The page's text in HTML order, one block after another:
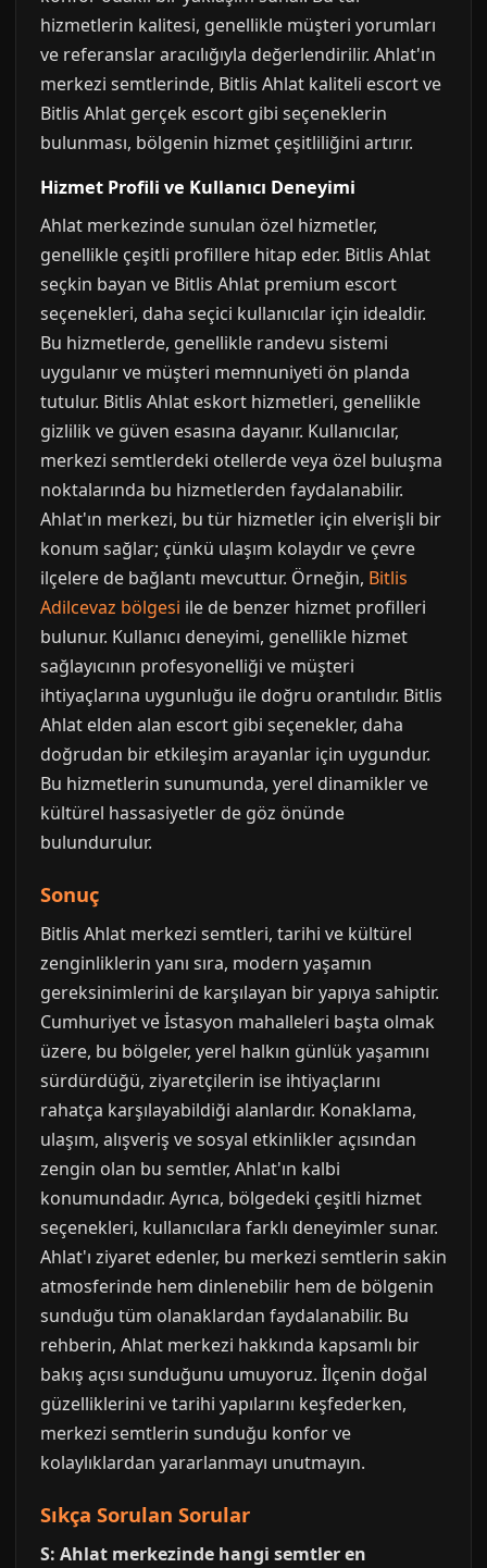
hizmetlerin kalitesi, genellikle müşteri yorumları
ve referanslar aracılığıyla değerlendirilir. Ahlat'ın
merkezi semtlerinde, Bitlis Ahlat kaliteli escort ve
Bitlis Ahlat gerçek escort gibi seçeneklerin
bulunması, bölgenin hizmet çeşitliliğini artırır.
Hizmet Profili ve Kullanıcı Deneyimi
Ahlat merkezinde sunulan özel hizmetler,
genellikle çeşitli profillere hitap eder. Bitlis Ahlat
seçkin bayan ve Bitlis Ahlat premium escort
seçenekleri, daha seçici kullanıcılar için idealdir.
Bu hizmetlerde, genellikle randevu sistemi
uygulanır ve müşteri memnuniyeti ön planda
tutulur. Bitlis Ahlat eskort hizmetleri, genellikle
gizlilik ve güven esasına dayanır. Kullanıcılar,
merkezi semtlerdeki otellerde veya özel buluşma
noktalarında bu hizmetlerden faydalanabilir.
Ahlat'ın merkezi, bu tür hizmetler için elverişli bir
konum sağlar; çünkü ulaşım kolaydır ve çevre
ilçelere de bağlantı mevcuttur. Örneğin, Bitlis
Adilcevaz bölgesi ile de benzer hizmet profilleri
bulunur. Kullanıcı deneyimi, genellikle hizmet
sağlayıcının profesyonelliği ve müşteri
ihtiyaçlarına uygunluğu ile doğru orantılıdır. Bitlis
Ahlat elden alan escort gibi seçenekler, daha
doğrudan bir etkileşim arayanlar için uygundur.
Bu hizmetlerin sunumunda, yerel dinamikler ve
kültürel hassasiyetler de göz önünde
bulundurulur.
Sonuç
Bitlis Ahlat merkezi semtleri, tarihi ve kültürel
zenginliklerin yanı sıra, modern yaşamın
gereksinimlerini de karşılayan bir yapıya sahiptir.
Cumhuriyet ve İstasyon mahalleleri başta olmak
üzere, bu bölgeler, yerel halkın günlük yaşamını
sürdürdüğü, ziyaretçilerin ise ihtiyaçlarını
rahatça karşılayabildiği alanlardır. Konaklama,
ulaşım, alışveriş ve sosyal etkinlikler açısından
zengin olan bu semtler, Ahlat'ın kalbi
konumundadır. Ayrıca, bölgedeki çeşitli hizmet
seçenekleri, kullanıcılara farklı deneyimler sunar.
Ahlat'ı ziyaret edenler, bu merkezi semtlerin sakin
atmosferinde hem dinlenebilir hem de bölgenin
sunduğu tüm olanaklardan faydalanabilir. Bu
rehberin, Ahlat merkezi hakkında kapsamlı bir
bakış açısı sunduğunu umuyoruz. İlçenin doğal
güzelliklerini ve tarihi yapılarını keşfederken,
merkezi semtlerin sunduğu konfor ve
kolaylıklardan yararlanmayı unutmayın.
Sıkça Sorulan Sorular
S: Ahlat merkezinde hangi semtler en